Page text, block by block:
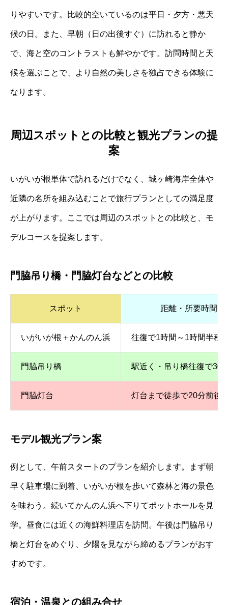
りやすいです。比較的空いているのは平日・夕方・悪天
候の日。また、早朝（日の出後すぐ）に訪れると静か
で、海と空のコントラストも鮮やかです。訪問時間と天
候を選ぶことで、より自然の美しさを独占できる体験に
なります。
周辺スポットとの比較と観光プランの提
案
いがいが根単体で訪れるだけでなく、城ヶ崎海岸全体や
近隣の名所を組み込むことで旅行プランとしての満足度
が上がります。ここでは周辺のスポットとの比較と、モ
デルコースを提案します。
門脇吊り橋・門脇灯台などとの比較
スポット 距離・所要時間
いがいが根＋かんのん浜 往復で1時間～1時間半程
門脇吊り橋 駅近く・吊り橋往復で30
門脇灯台 灯台まで徒歩で20分前後
モデル観光プラン案
例として、午前スタートのプランを紹介します。まず朝
早く駐車場に到着、いがいが根を歩いて森林と海の景色
を味わう。続いてかんのん浜へ下りてポットホールを見
学。昼食には近くの海鮮料理店を訪問。午後は門脇吊り
橋と灯台をめぐり、夕陽を見ながら締めるプランがおす
すめです。
宿泊・温泉との組み合せ